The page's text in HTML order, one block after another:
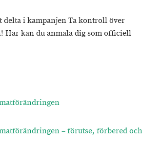
delta i kampanjen Ta kontroll över
Här kan du anmäla dig som officiell
– förutse, förbered och